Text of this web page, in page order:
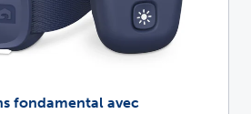
fondamental avec